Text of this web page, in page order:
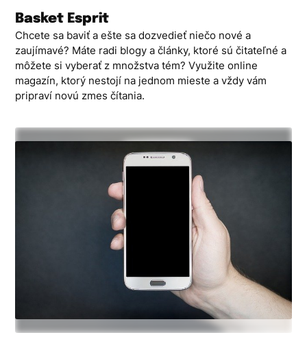
content
Basket Esprit
Chcete sa baviť a ešte sa dozvedieť niečo nové a
zaujímavé? Máte radi blogy a články, ktoré sú čitateľné a
môžete si vyberať z množstva tém? Využite online
magazín, ktorý nestojí na jednom mieste a vždy vám
pripraví novú zmes čítania.